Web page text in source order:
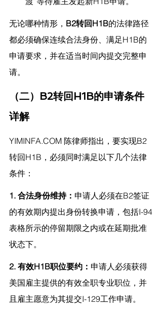
无论哪种情形， B2转回H1B的法律路径
都必须确保连续合法身份、满足H1B的
申请要求，并在适当时间内提交完整申
请。
（二）B2转回H1B的申请条件
详解
YIMINFA.COM 陈律师指出， 要实现B2
转回H1B，必须同时满足以下几个法律
条件：
1. 合法身份维持： 申请人必须在B2签证
的有效期内提出身份转换申请，包括I-94
表格所示的停留期限之内或在延期批准
状态下。
2. 有效H1B职位要约： 申请人必须获得
美国雇主提供的有效全职专业职位，并
且雇主愿意为其提交I-129工作申请。